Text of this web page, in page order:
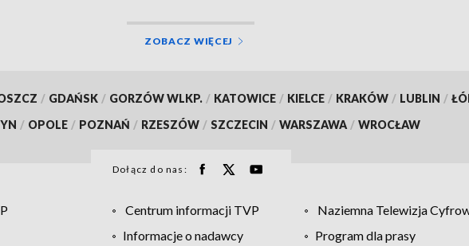
ZOBACZ WIĘCEJ
/ GDAŃSK / GORZÓW WLKP. / KATOWICE / KIELCE / KRAKÓW / LUBLIN /
/ OPOLE / POZNAŃ / RZESZÓW / SZCZECIN / WARSZAWA / WROCŁAW
Dołącz do nas:
Centrum informacji TVP Naziemna Telewizja
Informacje o nadawcy
Program dla prasy